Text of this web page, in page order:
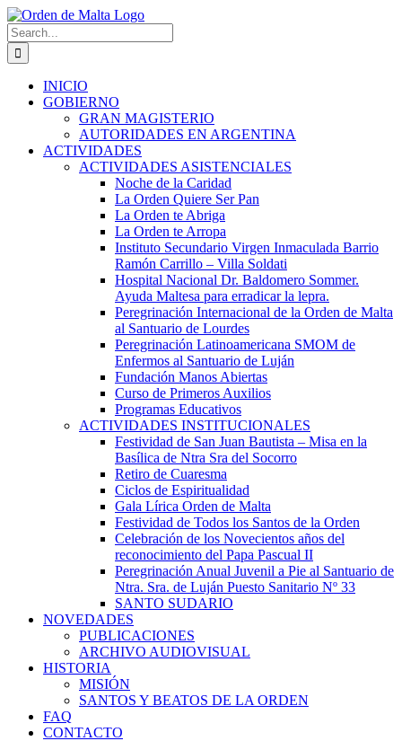
Skip
to
content
Search
for:
INICIO
GOBIERNO
GRAN MAGISTERIO
AUTORIDADES EN ARGENTINA
ACTIVIDADES
ACTIVIDADES ASISTENCIALES
Noche de la Caridad
La Orden Quiere Ser Pan
La Orden te Abriga
La Orden te Arropa
Instituto Secundario Virgen Inmaculada Barrio
Ramón Carrillo – Villa Soldati
Hospital Nacional Dr. Baldomero Sommer.
Ayuda Maltesa para erradicar la lepra.
Peregrinación Internacional de la Orden de Malta
al Santuario de Lourdes
Peregrinación Latinoamericana SMOM de
Enfermos al Santuario de Luján
Fundación Manos Abiertas
Curso de Primeros Auxilios
Programas Educativos
ACTIVIDADES INSTITUCIONALES
Festividad de San Juan Bautista – Misa en la
Basílica de Ntra Sra del Socorro
Retiro de Cuaresma
Ciclos de Espiritualidad
Gala Lírica Orden de Malta
Festividad de Todos los Santos de la Orden
Celebración de los Novecientos años del
reconocimiento del Papa Pascual II
Peregrinación Anual Juvenil a Pie al Santuario de
Ntra. Sra. de Luján Puesto Sanitario Nº 33
SANTO SUDARIO
NOVEDADES
PUBLICACIONES
ARCHIVO AUDIOVISUAL
HISTORIA
MISIÓN
SANTOS Y BEATOS DE LA ORDEN
FAQ
CONTACTO